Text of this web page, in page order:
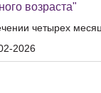
возраста"
четырех
2026